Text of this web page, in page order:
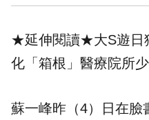
★延伸閱讀★大S遊日
化「箱根」醫療院所少
蘇一峰昨（4）日在臉